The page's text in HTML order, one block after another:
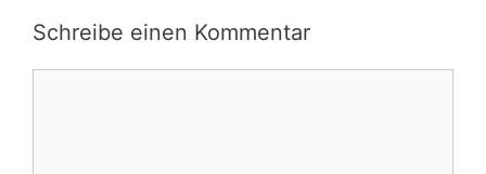
Schreibe einen Kommentar